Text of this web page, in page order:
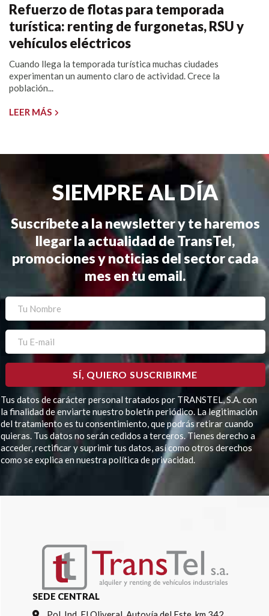
Refuerzo de flotas para temporada
turística: renting de furgonetas, RSU y
vehículos eléctricos
Cuando llega la temporada turística muchas ciudades
experimentan un aumento claro de actividad. Crece la
población...
LEER MÁS
SIEMPRE AL DÍA
Suscríbete a la newsletter y te haremos
llegar la actualidad de TransTel,
promociones y noticias del sector cada
mes en tu email.
Tus datos de carácter personal tratados por TRANSTEL, S.A. con
la finalidad de enviarte nuestro boletín periódico. La legitimación
del tratamiento es tu consentimiento, que podrás retirar cuando
quieras. Tus datos no serán cedidos a terceros. Tienes derecho a
acceder, rectificar y suprimir tus datos, así como otros derechos
como se explica en nuestra política de privacidad.
SEDE CENTRAL